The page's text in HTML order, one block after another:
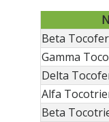
Beta
Gamma
Delta
Alfa
Beta